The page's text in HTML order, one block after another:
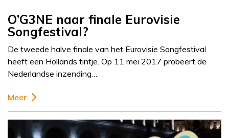
O’G3NE naar finale Eurovisie
Songfestival?
De tweede halve finale van het Eurovisie Songfestival
heeft een Hollands tintje. Op 11 mei 2017 probeert de
Nederlandse inzending…
Meer